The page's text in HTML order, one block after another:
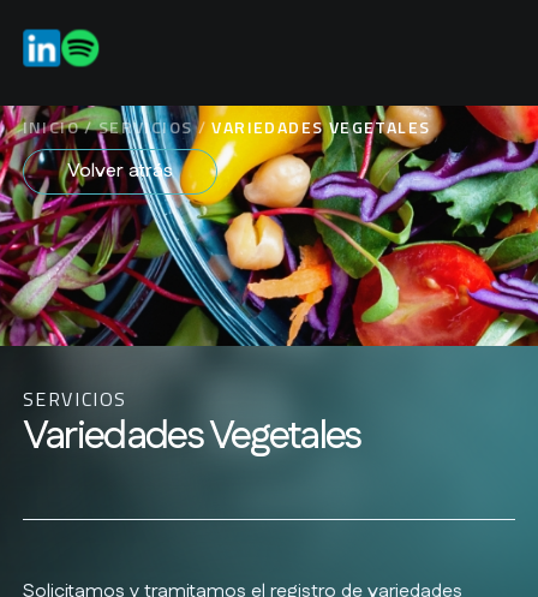
INICIO /SERVICIOS / VARIEDADES VEGETALES
Volver atrás
SERVICIOS
Variedades Vegetales